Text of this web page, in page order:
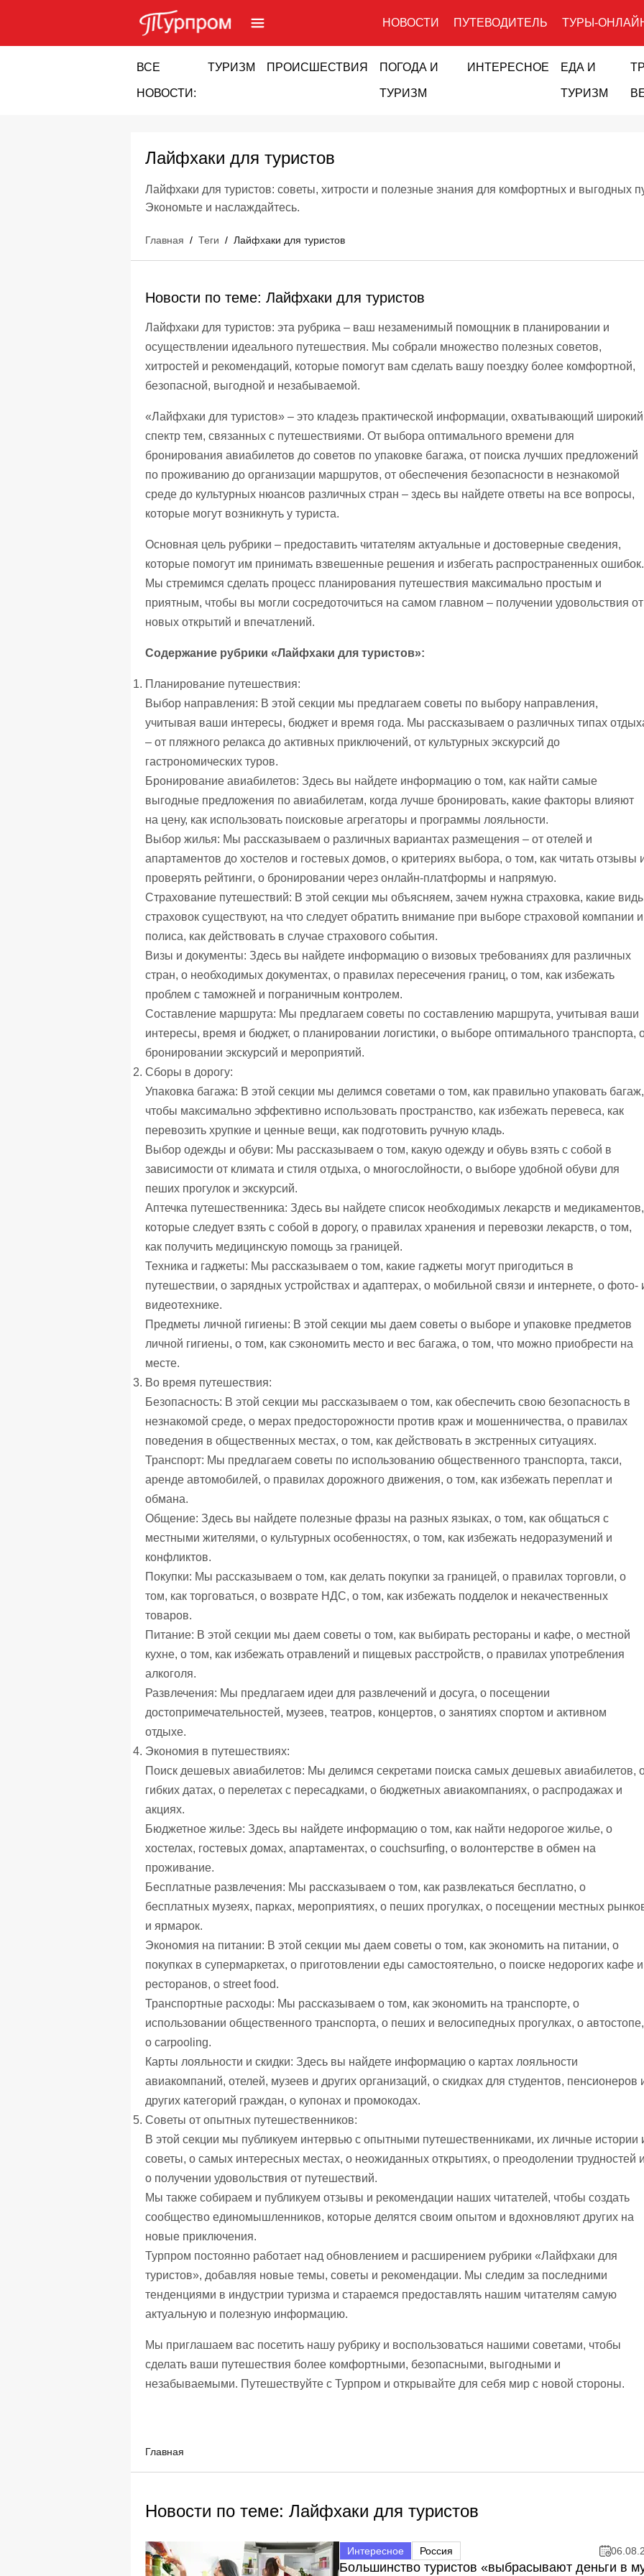
НОВОСТИ ПУТЕВОДИТЕЛЬ ТУРЫ-
ВСЕ
НОВОСТИ:
ТУРИЗМ ПРОИСШЕСТВИЯ ПОГОДА И
ТУРИЗМ
ИНТЕРЕСНОЕ ЕДА И
ТУРИЗМ
Лайфхаки для туристов
Лайфхаки для туристов: советы, хитрости и полезные знания для комфортных и выгодных
Экономьте и наслаждайтесь.
Главная / Теги / Лайфхаки для туристов
Новости по теме: Лайфхаки для туристов
Лайфхаки для туристов: эта рубрика – ваш незаменимый помощник в планировании и
осуществлении идеального путешествия. Мы собрали множество полезных советов,
хитростей и рекомендаций, которые помогут вам сделать вашу поездку более комфортной,
безопасной, выгодной и незабываемой.
«Лайфхаки для туристов» – это кладезь практической информации, охватывающий широкий
спектр тем, связанных с путешествиями. От выбора оптимального времени для
бронирования авиабилетов до советов по упаковке багажа, от поиска лучших предложений
по проживанию до организации маршрутов, от обеспечения безопасности в незнакомой
среде до культурных нюансов различных стран – здесь вы найдете ответы на все вопросы,
которые могут возникнуть у туриста.
Основная цель рубрики – предоставить читателям актуальные и достоверные сведения,
которые помогут им принимать взвешенные решения и избегать распространенных ошибок.
Мы стремимся сделать процесс планирования путешествия максимально простым и
приятным, чтобы вы могли сосредоточиться на самом главном – получении удовольствия от
новых открытий и впечатлений.
Содержание рубрики «Лайфхаки для туристов»:
Планирование путешествия:
Выбор направления: В этой секции мы предлагаем советы по выбору направления,
учитывая ваши интересы, бюджет и время года. Мы рассказываем о различных типах
– от пляжного релакса до активных приключений, от культурных экскурсий до
гастрономических туров.
Бронирование авиабилетов: Здесь вы найдете информацию о том, как найти самые
выгодные предложения по авиабилетам, когда лучше бронировать, какие факторы влияют
на цену, как использовать поисковые агрегаторы и программы лояльности.
Выбор жилья: Мы рассказываем о различных вариантах размещения – от отелей и
апартаментов до хостелов и гостевых домов, о критериях выбора, о том, как читать отзывы
проверять рейтинги, о бронировании через онлайн-платформы и напрямую.
Страхование путешествий: В этой секции мы объясняем, зачем нужна страховка, какие
страховок существуют, на что следует обратить внимание при выборе страховой компании и
полиса, как действовать в случае страхового события.
Визы и документы: Здесь вы найдете информацию о визовых требованиях для различных
стран, о необходимых документах, о правилах пересечения границ, о том, как избежать
проблем с таможней и пограничным контролем.
Составление маршрута: Мы предлагаем советы по составлению маршрута, учитывая ваши
интересы, время и бюджет, о планировании логистики, о выборе оптимального транспорта,
бронировании экскурсий и мероприятий.
Сборы в дорогу:
Упаковка багажа: В этой секции мы делимся советами о том, как правильно упаковать багаж,
чтобы максимально эффективно использовать пространство, как избежать перевеса, как
перевозить хрупкие и ценные вещи, как подготовить ручную кладь.
Выбор одежды и обуви: Мы рассказываем о том, какую одежду и обувь взять с собой в
зависимости от климата и стиля отдыха, о многослойности, о выборе удобной обуви для
пеших прогулок и экскурсий.
Аптечка путешественника: Здесь вы найдете список необходимых лекарств и медикаментов,
которые следует взять с собой в дорогу, о правилах хранения и перевозки лекарств, о том,
как получить медицинскую помощь за границей.
Техника и гаджеты: Мы рассказываем о том, какие гаджеты могут пригодиться в
путешествии, о зарядных устройствах и адаптерах, о мобильной связи и интернете, о фото-
видеотехнике.
Предметы личной гигиены: В этой секции мы даем советы о выборе и упаковке предметов
личной гигиены, о том, как сэкономить место и вес багажа, о том, что можно приобрести на
месте.
Во время путешествия:
Безопасность: В этой секции мы рассказываем о том, как обеспечить свою безопасность в
незнакомой среде, о мерах предосторожности против краж и мошенничества, о правилах
поведения в общественных местах, о том, как действовать в экстренных ситуациях.
Транспорт: Мы предлагаем советы по использованию общественного транспорта, такси,
аренде автомобилей, о правилах дорожного движения, о том, как избежать переплат и
обмана.
Общение: Здесь вы найдете полезные фразы на разных языках, о том, как общаться с
местными жителями, о культурных особенностях, о том, как избежать недоразумений и
конфликтов.
Покупки: Мы рассказываем о том, как делать покупки за границей, о правилах торговли, о
том, как торговаться, о возврате НДС, о том, как избежать подделок и некачественных
товаров.
Питание: В этой секции мы даем советы о том, как выбирать рестораны и кафе, о местной
кухне, о том, как избежать отравлений и пищевых расстройств, о правилах употребления
алкоголя.
Развлечения: Мы предлагаем идеи для развлечений и досуга, о посещении
достопримечательностей, музеев, театров, концертов, о занятиях спортом и активном
отдыхе.
Экономия в путешествиях:
Поиск дешевых авиабилетов: Мы делимся секретами поиска самых дешевых авиабилетов,
гибких датах, о перелетах с пересадками, о бюджетных авиакомпаниях, о распродажах и
акциях.
Бюджетное жилье: Здесь вы найдете информацию о том, как найти недорогое жилье, о
хостелах, гостевых домах, апартаментах, о couchsurfing, о волонтерстве в обмен на
проживание.
Бесплатные развлечения: Мы рассказываем о том, как развлекаться бесплатно, о
бесплатных музеях, парках, мероприятиях, о пеших прогулках, о посещении местных
и ярмарок.
Экономия на питании: В этой секции мы даем советы о том, как экономить на питании, о
покупках в супермаркетах, о приготовлении еды самостоятельно, о поиске недорогих кафе и
ресторанов, о street food.
Транспортные расходы: Мы рассказываем о том, как экономить на транспорте, о
использовании общественного транспорта, о пеших и велосипедных прогулках, о автостопе,
о carpooling.
Карты лояльности и скидки: Здесь вы найдете информацию о картах лояльности
авиакомпаний, отелей, музеев и других организаций, о скидках для студентов, пенсионеров
других категорий граждан, о купонах и промокодах.
Советы от опытных путешественников:
В этой секции мы публикуем интервью с опытными путешественниками, их личные истории
советы, о самых интересных местах, о неожиданных открытиях, о преодолении трудностей
о получении удовольствия от путешествий.
Мы также собираем и публикуем отзывы и рекомендации наших читателей, чтобы создать
сообщество единомышленников, которые делятся своим опытом и вдохновляют других на
новые приключения.
Турпром постоянно работает над обновлением и расширением рубрики «Лайфхаки для
туристов», добавляя новые темы, советы и рекомендации. Мы следим за последними
тенденциями в индустрии туризма и стараемся предоставлять нашим читателям самую
актуальную и полезную информацию.
Мы приглашаем вас посетить нашу рубрику и воспользоваться нашими советами, чтобы
сделать ваши путешествия более комфортными, безопасными, выгодными и
незабываемыми. Путешествуйте с Турпром и открывайте для себя мир с новой стороны.
Главная
Новости по теме: Лайфхаки для туристов
Интересное Россия
Большинство туристов «выбрасывают деньги в